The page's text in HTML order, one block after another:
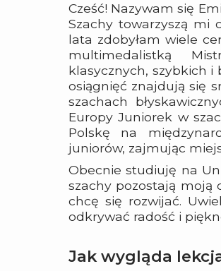
Cześć! Nazywam się
Szachy towarzyszą mi
lata zdobyłam wiele
multimedalistką
klasycznych, szybkich i
osiągnięć znajdują się
szachach
Europy Juniorek w
Polskę na
juniorów, zajmując
Obecnie studiuję na
szachy pozostają moją
chcę się rozwijać.
odkrywać radość i
Jak wygląda